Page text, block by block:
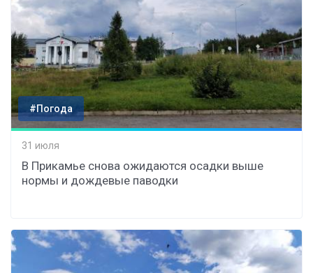
#Погода
31 июля
В Прикамье снова ожидаются осадки выше
нормы и дождевые паводки